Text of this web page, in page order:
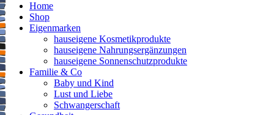
Home
Shop
Eigenmarken
hauseigene Kosmetikprodukte
hauseigene Nahrungsergänzungen
hauseigene Sonnenschutzprodukte
Familie & Co
Baby und Kind
Lust und Liebe
Schwangerschaft